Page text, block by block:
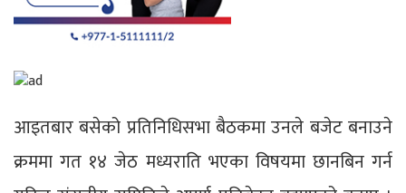
आइतबार बसेको प्रतिनिधिसभा बैठकमा उनले बजेट बनाउने
क्रममा गत १४ जेठ मध्यराति भएका विषयमा छानबिन गर्न